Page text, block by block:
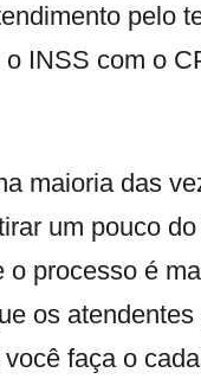
pelo
o INSS com o
maioria das
um pouco
o processo é
os
faça o